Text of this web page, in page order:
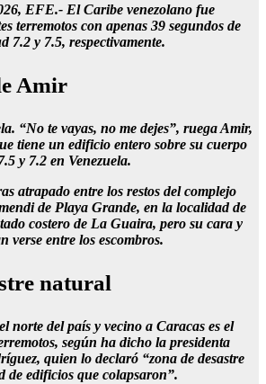
EFE.- El Caribe venezolano fue
terremotos con apenas 39 segundos de
7.2 y 7.5, respectivamente.
Amir
“No te vayas, no me dejes”, ruega Amir,
tiene un edificio entero sobre su cuerpo
y 7.2 en Venezuela.
atrapado entre los restos del complejo
de Playa Grande, en la localidad de
costero de La Guaira, pero su cara y
verse entre los escombros.
natural
norte del país y vecino a Caracas es el
según ha dicho la presidenta
quien lo declaró “zona de desastre
edificios que colapsaron”.